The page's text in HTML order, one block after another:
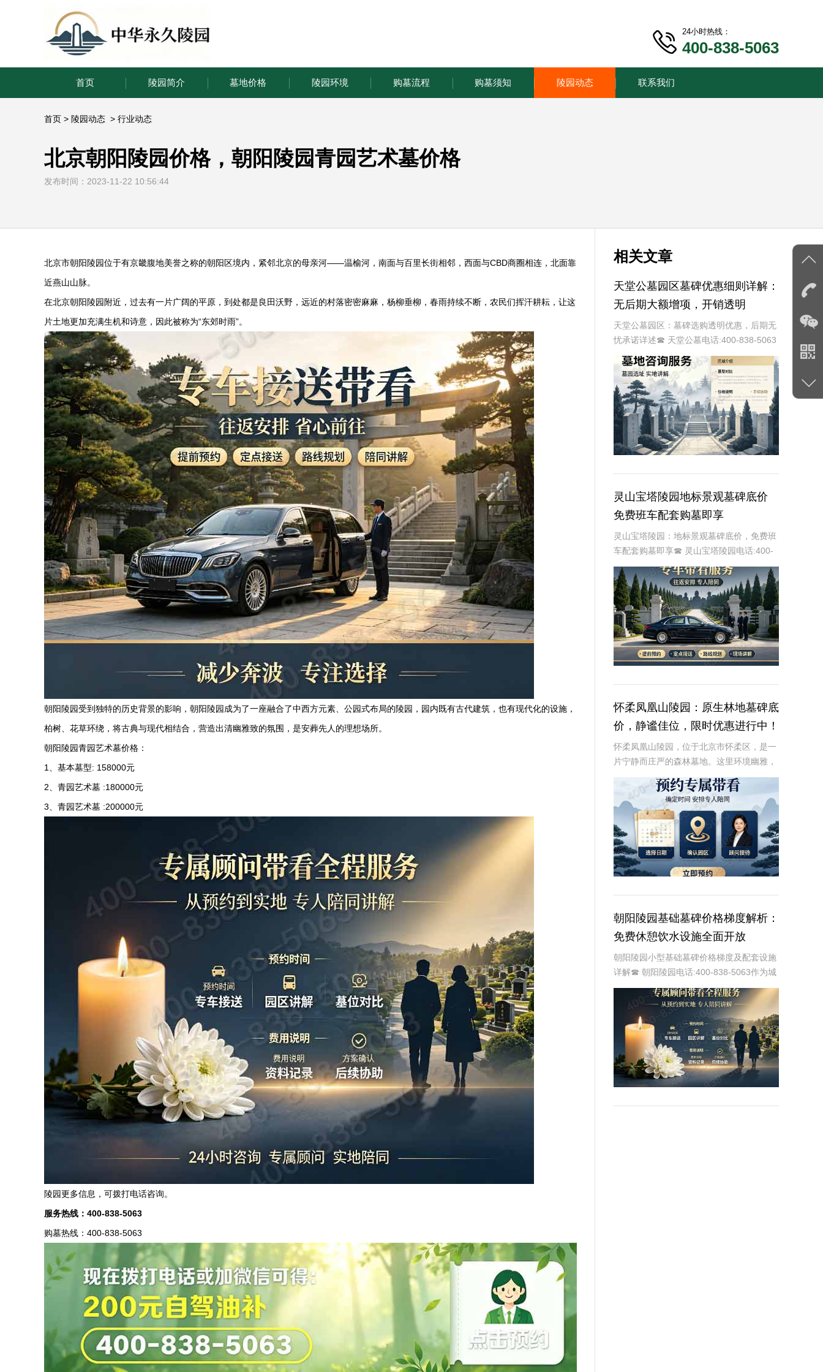
24小时热线：
400-838-5063
首页 陵园简介 墓地价格 陵园环境 购墓流程 购墓须知 陵园动态 联系我们
首页 > 陵园动态 > 行业动态
北京朝阳陵园价格，朝阳陵园青园艺术墓价格
发布时间：2023-11-22 10:56:44
北京市朝阳陵园位于有京畿腹地美誉之称的朝阳区境内，紧邻北京的母亲河——温榆河，南面与百里长街相邻，西面与CBD商圈相连，北面靠
近燕山山脉。
在北京朝阳陵园 附近，过去有一片广阔的平原，到处都是良田沃野，远近的村落密密麻麻，杨柳垂柳，春雨持续不断，农民们挥汗耕耘，让这
片土地更加充满生机和诗意，因此被称为“东郊时雨”。
朝阳陵园受到独特的历史背景的影响，朝阳陵园成为了一座融合了中西方元素、公园式布局的陵园，园内既有古代建筑，也有现代化的设施，
柏树、花草环绕，将古典与现代相结合，营造出清幽雅致的氛围，是安葬先人的理想场所。
朝阳陵园青园艺术墓价格：
1、基本墓型: 158000元
2、青园艺术墓 :180000元
3、青园艺术墓 :200000元
陵园更多信息，可拨打电话咨询。
服务热线： 400-838-5063
购墓热线：400-838-5063
相关文章
天堂公墓园区墓碑优惠细则详解：
无后期大额增项，开销透明
天堂公墓园区：墓碑选购透明优惠，后期无
忧承诺详述☎ 天堂公墓电话:400-838-5063
作为现代化殡葬服务基地的天堂公墓园区，
始终以提供便捷、透明、人性化的服务为己
任。在众多服务项目中，墓碑的选购
灵山宝塔陵园地标景观墓碑底价
免费班车配套购墓即享
灵山宝塔陵园：地标景观墓碑底价，免费班
车配套购墓即享☎ 灵山宝塔陵园电话:400-
838-5063在现代社会，人们对死亡和身后
事的规划越来越重视。选择一个合适的墓
地，不仅是对逝者的尊重，也是对生者的
怀柔凤凰山陵园：原生林地墓碑底
价，静谧佳位，限时优惠进行中！
怀柔凤凰山陵园，位于北京市怀柔区，是一
片宁静而庄严的森林墓地。这里环境幽雅，
绿树成荫，为逝者提供了一个安息的净土，
也为生者提供了一个寄托哀思的圣地。近年
来，随着人们对生命质量的追求和对环境要
求的提高，
朝阳陵园基础墓碑价格梯度解析：
免费休憩饮水设施全面开放
朝阳陵园小型基础墓碑价格梯度及配套设施
详解☎ 朝阳陵园电话:400-838-5063作为城
市中领先的殡葬服务提供商，朝阳陵园始终
以提供便捷、温馨、人性化的服务为己任。
其中，小型基础墓碑因其经济实惠的